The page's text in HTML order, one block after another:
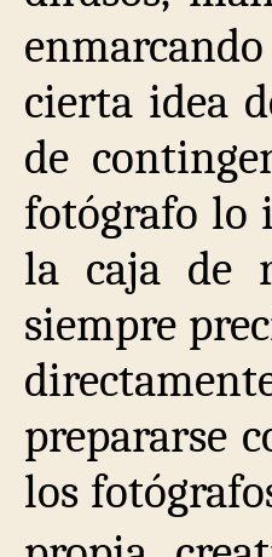
cierta idea
de
fotógrafo lo
la caja de
siempre
prepararse
los